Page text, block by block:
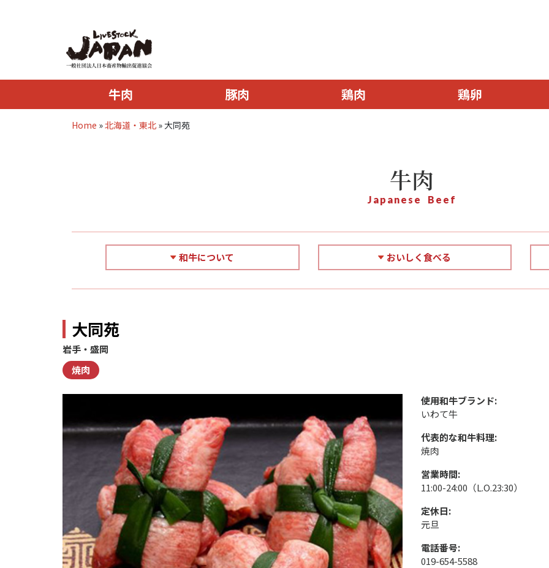
牛肉 豚肉 鶏肉 鶏卵
Home »北海道・東北 »大同苑
牛肉
Japanese Beef
和牛について おいしく食べる
大同苑
岩手・盛岡
焼肉
使用和牛ブランド:
いわて牛
代表的な和牛料理:
焼肉
営業時間:
11:00-24:00（L.O.23:30）
定休日:
元旦
電話番号:
019-654-5588